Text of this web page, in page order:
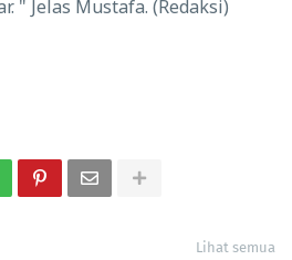
" Jelas Mustafa. (Redaksi)
Lihat semua